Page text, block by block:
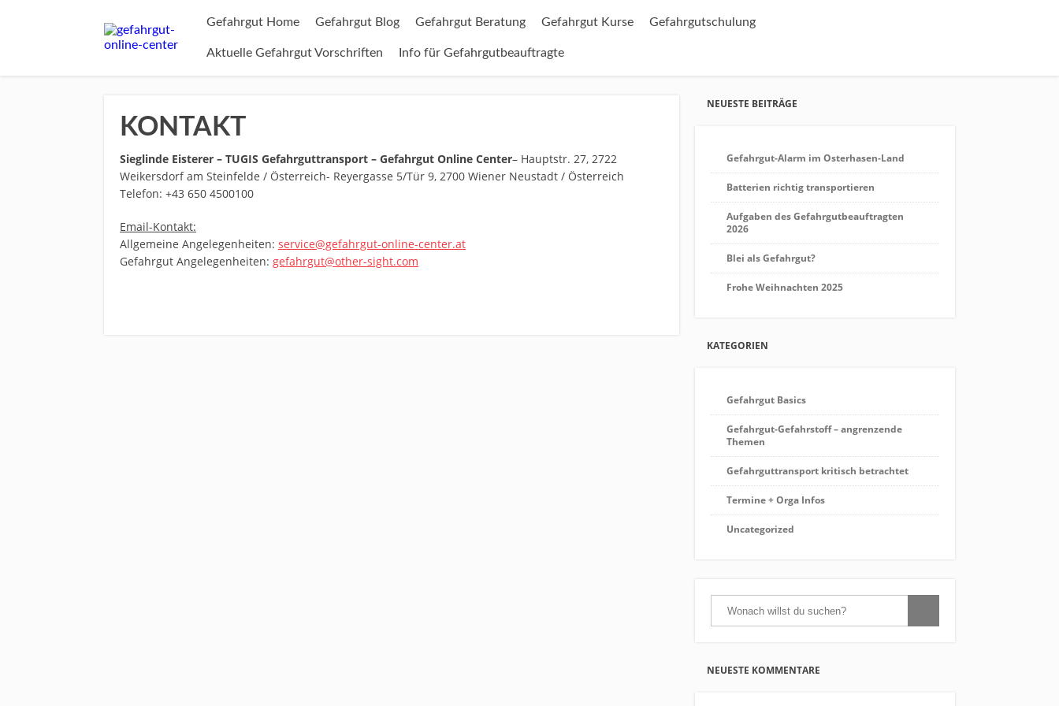
Gefahrgut Home Gefahrgut Blog Gefahrgut Beratung Gefahrgut Kurse Gefahrgutschulung
Aktuelle Gefahrgut Vorschriften Info für Gefahrgutbeauftragte
KONTAKT
Sieglinde Eisterer – TUGIS Gefahrguttransport – Gefahrgut Online Center– Hauptstr. 27, 2722
Weikersdorf am Steinfelde / Österreich- Reyergasse 5/Tür 9, 2700 Wiener Neustadt / Österreich
Telefon: +43 650 4500100
Email-Kontakt:
Allgemeine Angelegenheiten: service@gefahrgut-online-center.at
Gefahrgut Angelegenheiten: gefahrgut@other-sight.com
NEUESTE BEITRÄGE
Gefahrgut-Alarm im Osterhasen-Land
Batterien richtig transportieren
Aufgaben des Gefahrgutbeauftragten
2026
Blei als Gefahrgut?
Frohe Weihnachten 2025
KATEGORIEN
Gefahrgut Basics
Gefahrgut-Gefahrstoff – angrenzende
Themen
Gefahrguttransport kritisch betrachtet
Termine + Orga Infos
Uncategorized
NEUESTE KOMMENTARE